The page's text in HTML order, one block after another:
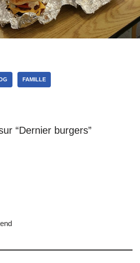
FAMILLE
“Dernier burgers”